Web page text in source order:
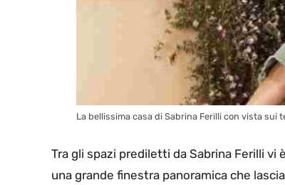
La bellissima casa di Sabrina Ferilli con vista
Tra gli spazi prediletti da Sabrina Ferilli
una grande finestra panoramica che